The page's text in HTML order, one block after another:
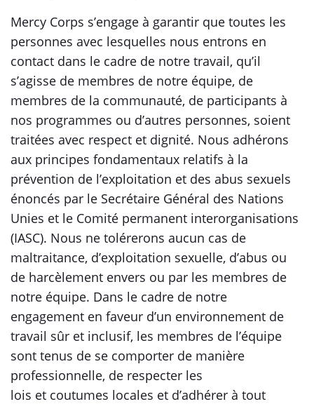
Mercy Corps s’engage à garantir que toutes les
personnes avec lesquelles nous entrons en
contact dans le cadre de notre travail, qu’il
s’agisse de membres de notre équipe, de
membres de la communauté, de participants à
nos programmes ou d’autres personnes, soient
traitées avec respect et dignité. Nous adhérons
aux principes fondamentaux relatifs à la
prévention de l’exploitation et des abus sexuels
énoncés par le Secrétaire Général des Nations
Unies et le Comité permanent interorganisations
(IASC). Nous ne tolérerons aucun cas de
maltraitance, d’exploitation sexuelle, d’abus ou
de harcèlement envers ou par les membres de
notre équipe. Dans le cadre de notre
engagement en faveur d’un environnement de
travail sûr et inclusif, les membres de l’équipe
sont tenus de se comporter de manière
professionnelle, de respecter les
lois et coutumes locales et d’adhérer à tout